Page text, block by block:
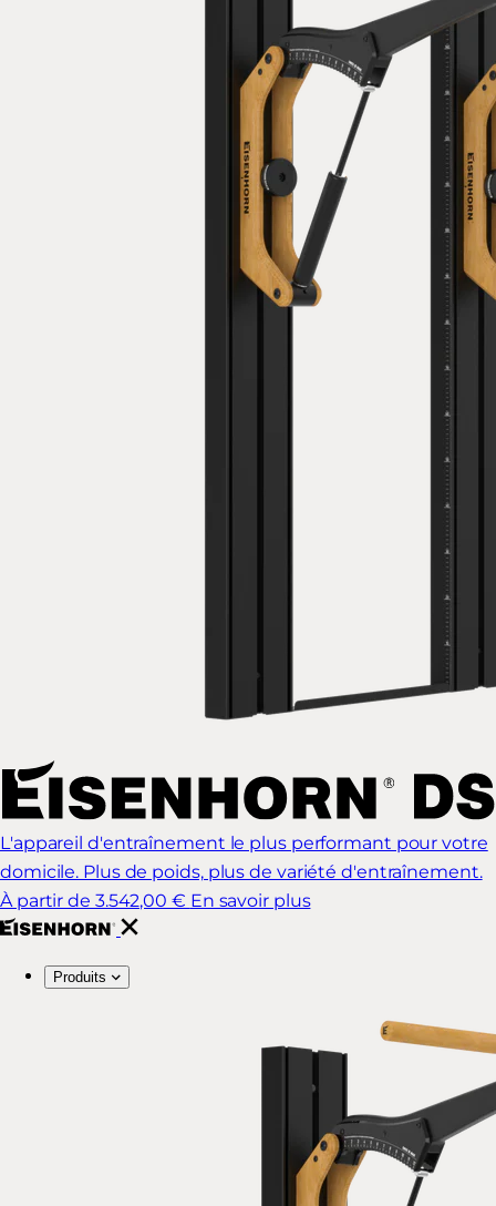
L'appareil d'entraînement le plus performant pour votre
domicile. Plus de poids, plus de variété d'entraînement.
À partir de 3.542,00 € En savoir plus
Produits